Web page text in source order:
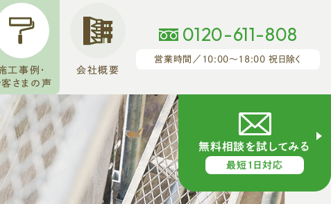
工事例・
客さまの声
会社概要
0120-611-808
営業時間／10:00～18:00 祝日除く
無料相談を試してみる
最短1日対応